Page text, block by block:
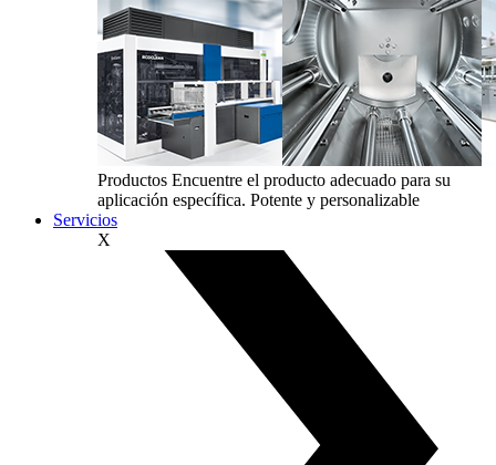
Productos Encuentre el producto adecuado para su
aplicación específica. Potente y personalizable
Servicios
X